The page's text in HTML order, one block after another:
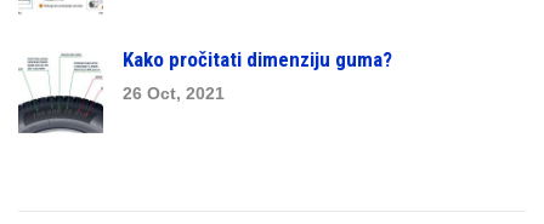
Kako pročitati dimenziju guma?
26 Oct, 2021